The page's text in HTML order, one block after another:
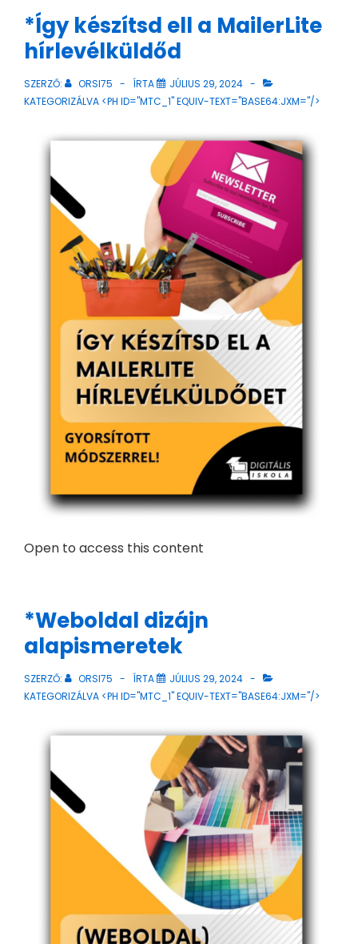
*Így készítsd ell a MailerLite
hírlevélküldőd
SZERZŐ: ORSI75 ÍRTA
JÚLIUS 29, 2024
KATEGORIZÁLVA <PH ID="MTC_1" EQUIV-TEXT="BASE64:JXM="/>
Open to access this content
*Weboldal dizájn
alapismeretek
SZERZŐ: ORSI75 ÍRTA
JÚLIUS 29, 2024
KATEGORIZÁLVA <PH ID="MTC_1" EQUIV-TEXT="BASE64:JXM="/>